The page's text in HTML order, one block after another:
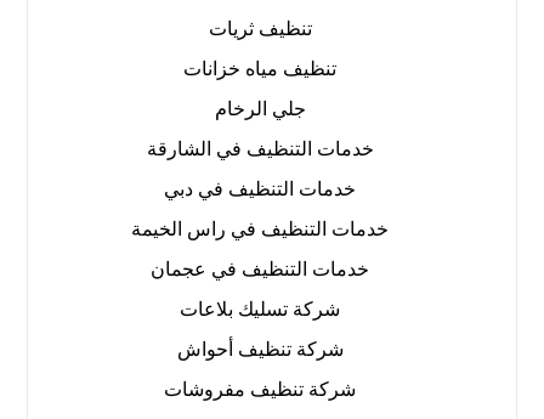
تنظيف ثريات
تنظيف مياه خزانات
جلي الرخام
خدمات التنظيف في الشارقة
خدمات التنظيف في دبي
خدمات التنظيف في راس الخيمة
خدمات التنظيف في عجمان
شركة تسليك بلاعات
شركة تنظيف أحواش
شركة تنظيف مفروشات